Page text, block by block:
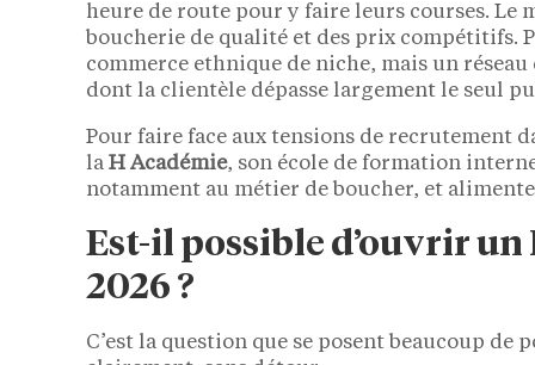
heure de route pour y faire leurs courses. Le
boucherie de qualité et des prix compétitifs.
commerce ethnique de niche, mais un
dont la clientèle dépasse largement le seul
Pour faire face aux tensions de recrutement
la H Académie, son école de formation
notamment au métier de boucher, et
Est-il possible d’ouvrir
2026 ?
C’est la question que se posent beaucoup de